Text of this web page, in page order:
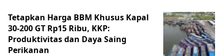
Tetapkan Harga BBM Khusus Kapal
30-200 GT Rp15 Ribu, KKP:
Produktivitas dan Daya Saing
Perikanan